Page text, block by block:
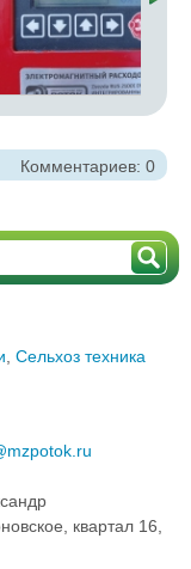
Комментариев: 0
Сельхоз техника
квартал 16,